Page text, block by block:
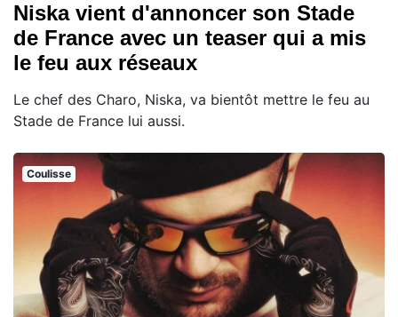
Niska vient d'annoncer son Stade
de France avec un teaser qui a mis
le feu aux réseaux
Le chef des Charo, Niska, va bientôt mettre le feu au
Stade de France lui aussi.
Coulisse